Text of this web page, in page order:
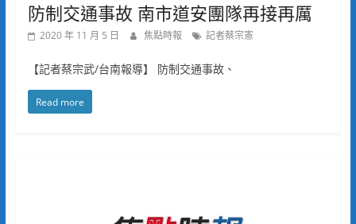
防制交通事故 南市道安團隊再接再厲
2020 年 11 月 5 日 焦點時報 記者蔡宗憲
【記者蔡宗武/台南報導】 防制交通事故、
Read more